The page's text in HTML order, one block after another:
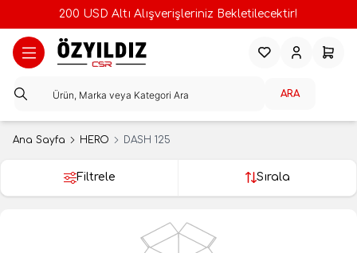
200 USD Altı Alışverişleriniz Bekletilecektir!
ARA
FavorilerimHesabım
Ana Sayfa HERO DASH 125
Filtrele Sırala